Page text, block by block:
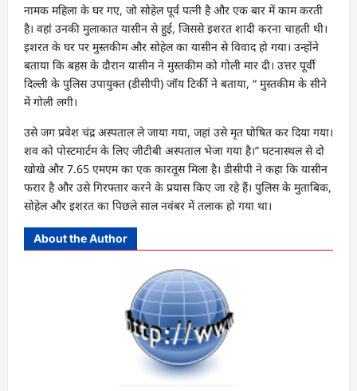
नामक महिला के घर गए, जो सोहेल पूर्व पत्नी है और एक बार में काम करती
है। वहां उनकी मुलाकात यासीन से हुई, जिससे इशरत शादी करना चाहती थी।
इशरत के घर पर मुस्तकीम और सोहेल का यासीन से विवाद हो गया। उन्होंने
बताया कि बहस के दौरान यासीन ने मुस्तकीम को गोली मार दी। उत्तर पूर्वी
दिल्ली के पुलिस उपायुक्त (डीसीपी) जॉय टिर्की ने बताया, “ मुस्तकीम के सीने
में गोली लगी।
उसे जग प्रवेश चंद्र अस्पताल ले जाया गया, जहां उसे मृत घोषित कर दिया गया।
शव को पोस्टमार्टम के लिए जीटीबी अस्पताल भेजा गया है।” घटनास्थल से दो
खोखे और 7.65 एमएम का एक कारतूस मिला है। डीसीपी ने कहा कि यासीन
फरार है और उसे गिरफ्तार करने के प्रयास किए जा रहे हैं। पुलिस के मुताबिक,
सोहेल और इशरत का पिछले साल नवंबर में तलाक हो गया था।
About the Author